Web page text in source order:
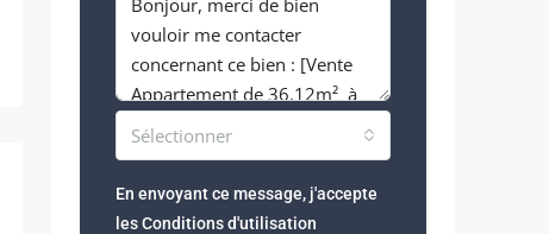
Sélectionner
En envoyant ce message, j'accepte
lesConditions d'utilisation